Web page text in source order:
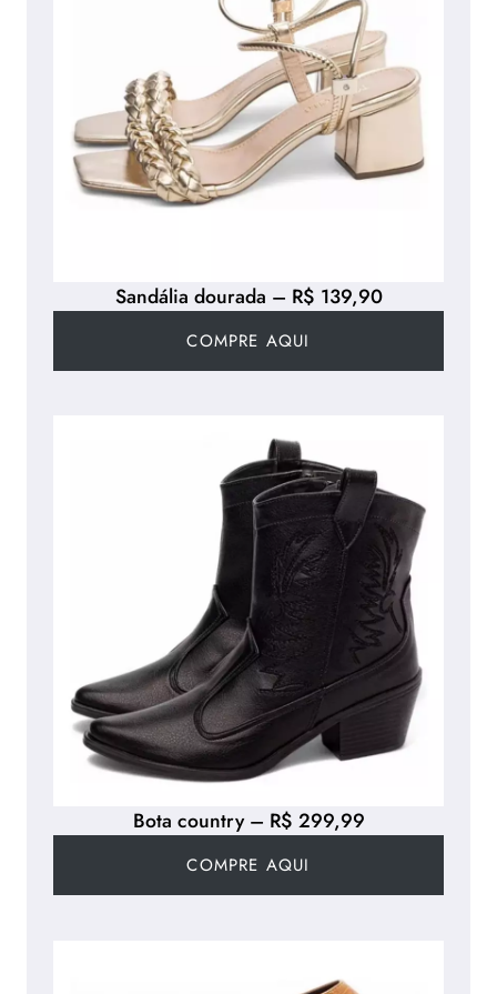
Sandália dourada – R$ 139,90
COMPRE AQUI
Bota country – R$ 299,99
COMPRE AQUI